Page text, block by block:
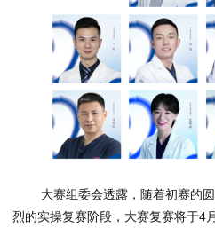
大赛组委会透露，随着初赛的
烈的实操复赛阶段，大赛复赛将于4